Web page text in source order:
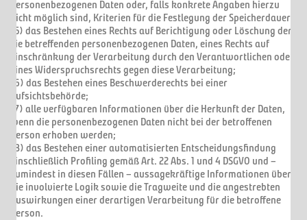
personenbezogenen Daten oder, falls konkrete Angaben hierzu
nicht möglich sind, Kriterien für die Festlegung der Speicherdauer;
(5) das Bestehen eines Rechts auf Berichtigung oder Löschung der
Sie betreffenden personenbezogenen Daten, eines Rechts auf
Einschränkung der Verarbeitung durch den Verantwortlichen oder
eines Widerspruchsrechts gegen diese Verarbeitung;
(6) das Bestehen eines Beschwerderechts bei einer
Aufsichtsbehörde;
(7) alle verfügbaren Informationen über die Herkunft der Daten,
wenn die personenbezogenen Daten nicht bei der betroffenen
Person erhoben werden;
(8) das Bestehen einer automatisierten Entscheidungsfindung
einschließlich Profiling gemäß Art. 22 Abs. 1 und 4 DSGVO und –
zumindest in diesen Fällen – aussagekräftige Informationen über
die involvierte Logik sowie die Tragweite und die angestrebten
Auswirkungen einer derartigen Verarbeitung für die betroffene
Person.